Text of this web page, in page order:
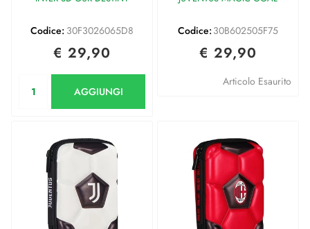
Codice: 30F3026065D8
€ 29,90
AGGIUNGI
Codice: 30B602505F75
€ 29,90
Articolo Esaurito